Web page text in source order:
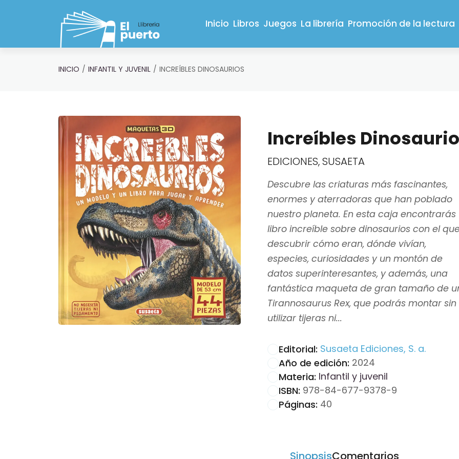
Inicio Libros Juegos La librería Promoción de la lectura
INICIO INFANTIL Y JUVENIL INCREÍBLES DINOSAURIOS
Increíbles
EDICIONES, SUSAETA
Descubre las criaturas más fascinantes,
enormes y aterradoras que han poblado
nuestro planeta. En esta caja encontrarás
libro increíble sobre dinosaurios con el
descubrir cómo eran, dónde vivían,
especies, curiosidades y un montón de
datos superinteresantes, y además, una
fantástica maqueta de gran tamaño de
Tirannosaurus Rex, que podrás montar sin
utilizar tijeras ni...
Editorial: Susaeta Ediciones, S. a.
Año de edición: 2024
Materia: Infantil y juvenil
ISBN: 978-84-677-9378-9
Páginas: 40
SinopsisComentarios